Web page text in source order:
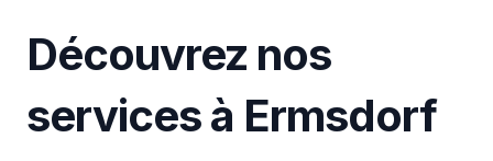
Découvrez nos
services à Ermsdorf